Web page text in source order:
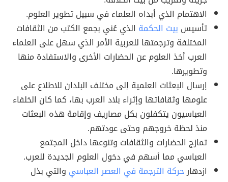
الاهتمام الذي أبداه العلماء في سبيل تطوير العلوم.
تأسيس بيت الحكمة الذي عُني بجمع الكتب من الثقافات
المختلفة وترجمتها للعربية الأمر الذي سهل على العلماء
العرب أخذ العلوم عن الحضارات الأخرى والاستفادة منها
وتطويرها.
إرسال البعثات العلمية إلى مختلف البلدان للاطلاع على
علومها وثقافاتها وإثراء بلاد العرب بها، كما كان الخلفاء
العباسيون يتكفلون بكل مصاريف وإقامة هذه البعثات
منذ لحظة خروجهم وحتى عودتهم.
تمازج الحضارات والثقافات وتنوعها داخل المجتمع
العباسي مما أسهم في دخول العلوم الجديدة للعرب.
ازدهارحركة الترجمة في العصر العباسي والتي بذل